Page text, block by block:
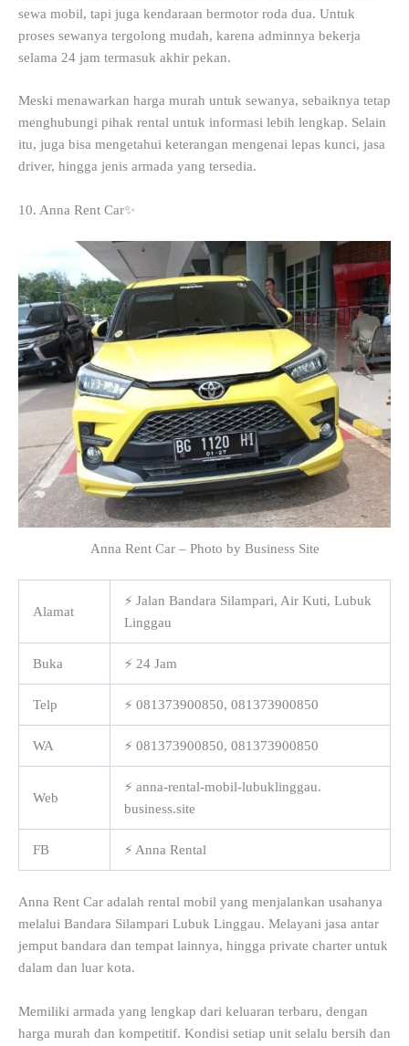
sewa mobil, tapi juga kendaraan bermotor roda dua. Untuk
proses sewanya tergolong mudah, karena adminnya bekerja
selama 24 jam termasuk akhir pekan.
Meski menawarkan harga murah untuk sewanya, sebaiknya tetap
menghubungi pihak rental untuk informasi lebih lengkap. Selain
itu, juga bisa mengetahui keterangan mengenai lepas kunci, jasa
driver, hingga jenis armada yang tersedia.
10. Anna Rent Car✨
Anna Rent Car – Photo by Business Site
Alamat
⚡ Jalan Bandara Silampari, Air Kuti, Lubuk
Linggau
Buka ⚡ 24 Jam
Telp ⚡ 081373900850, 081373900850
WA ⚡ 081373900850, 081373900850
Web
⚡ anna-rental-mobil-lubuklinggau.
business.site
FB ⚡ Anna Rental
Anna Rent Car adalah rental mobil yang menjalankan usahanya
melalui Bandara Silampari Lubuk Linggau. Melayani jasa antar
jemput bandara dan tempat lainnya, hingga private charter untuk
dalam dan luar kota.
Memiliki armada yang lengkap dari keluaran terbaru, dengan
harga murah dan kompetitif. Kondisi setiap unit selalu bersih dan